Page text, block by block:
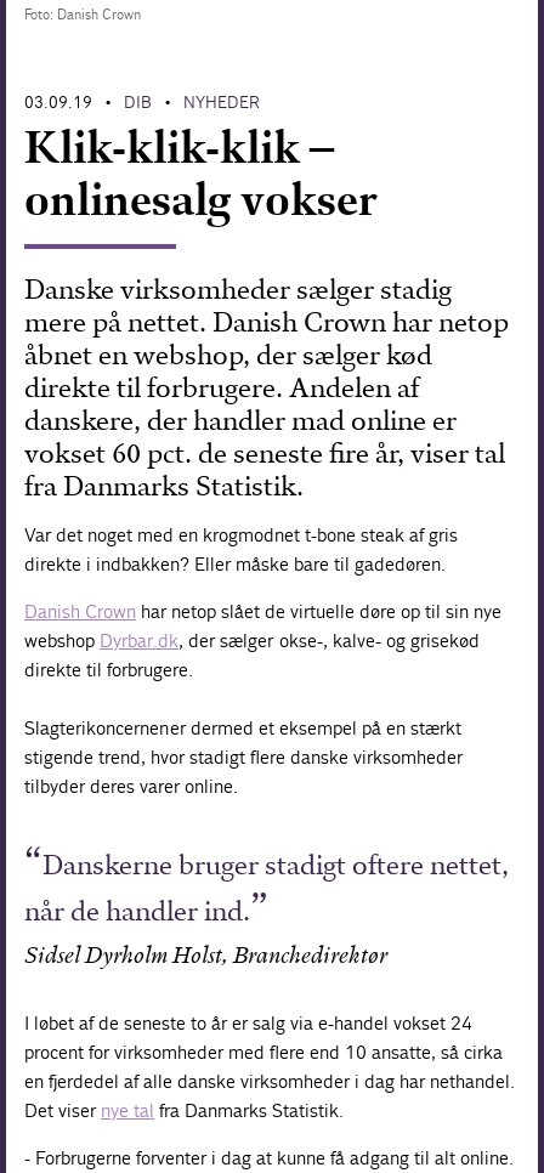
Foto: Danish Crown
03.09.19 • DIB • NYHEDER
Klik-klik-klik –
onlinesalg vokser
Danske virksomheder sælger stadig
mere på nettet. Danish Crown har netop
åbnet en webshop, der sælger kød
direkte til forbrugere. Andelen af
danskere, der handler mad online er
vokset 60 pct. de seneste fire år, viser tal
fra Danmarks Statistik.
Var det noget med en krogmodnet t-bone steak af gris
direkte i indbakken? Eller måske bare til gadedøren.
Danish Crown har netop slået de virtuelle døre op til sin nye
webshop Dyrbar.dk, der sælger okse-, kalve- og grisekød
direkte til forbrugere.
Slagterikoncernen er dermed et eksempel på en stærkt
stigende trend, hvor stadigt flere danske virksomheder
tilbyder deres varer online.
Danskerne bruger stadigt oftere nettet,
når de handler ind.
Sidsel Dyrholm Holst, Branchedirektør
I løbet af de seneste to år er salg via e-handel vokset 24
procent for virksomheder med flere end 10 ansatte, så cirka
en fjerdedel af alle danske virksomheder i dag har nethandel.
Det viser nye tal fra Danmarks Statistik.
- Forbrugerne forventer i dag at kunne få adgang til alt online.